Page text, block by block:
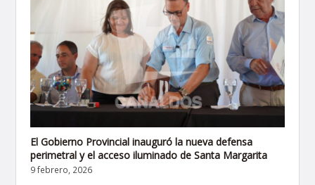
El Gobierno Provincial inauguró la nueva defensa
perimetral y el acceso iluminado de Santa Margarita
9 febrero, 2026